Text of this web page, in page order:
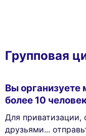
Групповая
Вы организуете
более 10
Для приватизации,
друзьями...